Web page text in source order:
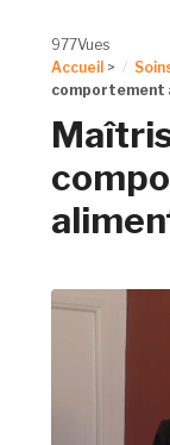
977Vues
Accueil >